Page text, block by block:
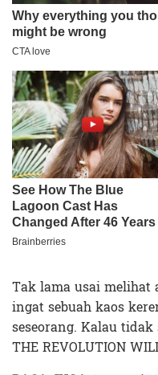
Tak lama usai melihat
ingat sebuah kaos
seseorang. Kalau
THE REVOLUTION